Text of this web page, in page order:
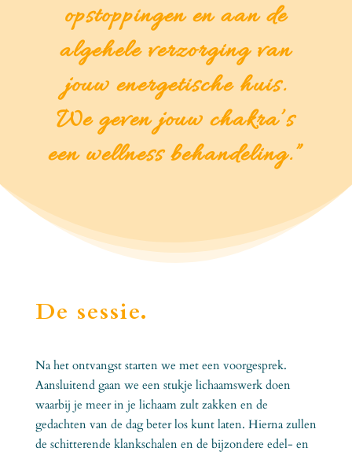
opstoppingen en aan de
algehele verzorging van
jouw energetische huis.
We geven jouw chakra’s
een wellness behandeling.”
De sessie.
Na het ontvangst starten we met een voorgesprek.
Aansluitend gaan we een stukje lichaamswerk doen
waarbij je meer in je lichaam zult zakken en de
gedachten van de dag beter los kunt laten. Hierna zullen
de schitterende klankschalen en de bijzondere edel- en